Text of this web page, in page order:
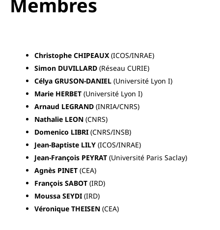
Christophe CHIPEAUX (ICOS/INRAE)
Simon DUVILLARD (Réseau CURIE)
Célya GRUSON-DANIEL (Université Lyon I)
Marie HERBET (Université Lyon I)
Arnaud LEGRAND (INRIA/CNRS)
Nathalie LEON (CNRS)
Domenico LIBRI (CNRS/INSB)
Jean-Baptiste LILY (ICOS/INRAE)
Jean-François PEYRAT (Université Paris Saclay)
Agnès PINET (CEA)
François SABOT (IRD)
Moussa SEYDI (IRD)
Véronique THEISEN (CEA)